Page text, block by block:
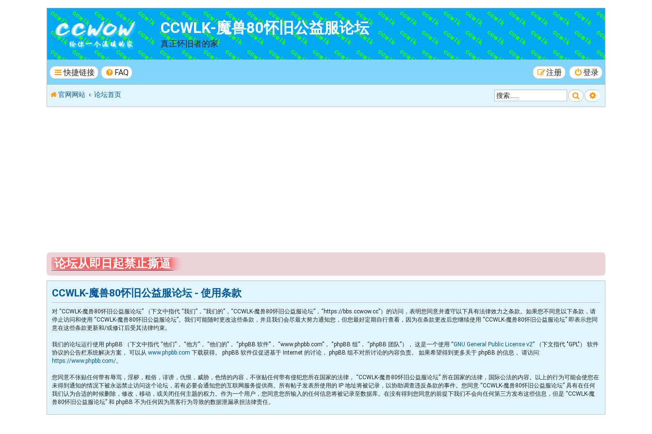
CCWLK-魔兽80怀旧公益服论坛
真正怀旧者的家
快捷链接 FAQ 登录
注册
官网网站 论坛首页 搜索 高级搜索
论坛从即日起禁止撕逼
CCWLK-魔兽80怀旧公益服论坛 - 使用条款
对 “CCWLK-魔兽80怀旧公益服论坛” （下文中指代 “我们”，“我们的”，“CCWLK-魔兽80怀旧公益服论坛”，“https://bbs.ccwow.cc”）的访问，表明您同意并遵守以下具有法律效力之条款。如果您不同意以下条款，请
停止访问和使用 “CCWLK-魔兽80怀旧公益服论坛”。我们可能随时更改这些条款，并且我们会尽最大努力通知您，但您最好定期自行查看，因为在条款更改后您继续使用 “CCWLK-魔兽80怀旧公益服论坛” 即表示您同
意在这些条款更新和/或修订后受其法律约束。
我们的论坛运行使用 phpBB （下文中指代 “他们”， “他方”， “他们的”， “phpBB 软件”， “www.phpbb.com”， “phpBB 组”， “phpBB 团队”）， 这是一个使用 “GNU General Public License v2” （下文指代 "GPL"） 软件
协议的公告栏系统解决方案， 可以从 www.phpbb.com 下载获得。 phpBB 软件仅促进基于 Internet 的讨论， phpBB 组不对所讨论的内容负责。 如果希望得到更多关于 phpBB 的信息， 请访问:
https://www.phpbb.com/。
您同意不张贴任何带有辱骂，淫秽，粗俗，诽谤，仇恨，威胁，色情的内容，不张贴任何带有侵犯您所在国家的法律， “CCWLK-魔兽80怀旧公益服论坛” 所在国家的法律，国际公法的内容。以上的行为可能会使您在
未得到通知的情况下被永远禁止访问这个论坛，若有必要会通知您的互联网服务提供商。所有帖子发表所使用的 IP 地址将被记录，以协助调查违反条款的事件。您同意 “CCWLK-魔兽80怀旧公益服论坛” 具有在任何
我们认为合适的时候删除，修改，移动，或关闭任何主题的权力。作为一个用户，您同意您所输入的任何信息将被记录至数据库。在没有得到您同意的前提下我们不会向任何第三方发布这些信息，但是 “CCWLK-魔
兽80怀旧公益服论坛” 和 phpBB 不为任何因为黑客行为导致的数据泄漏承担法律责任。